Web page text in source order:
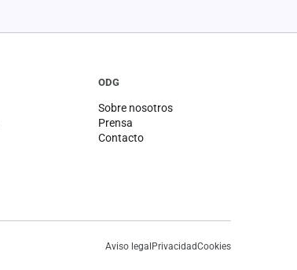
ODG
Sobre nosotros
Prensa
Contacto
Aviso legalPrivacidadCookies